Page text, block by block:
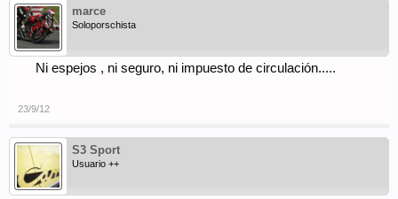
marce
Soloporschista
Ni espejos , ni seguro, ni impuesto de circulación.....
23/9/12
S3 Sport
Usuario ++